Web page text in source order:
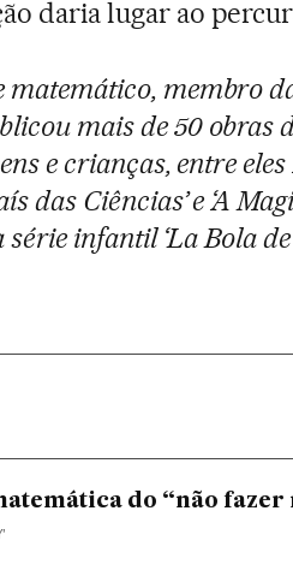
daria lugar ao
matemático, membro
mais de 50 obras
e crianças, entre eles
das Ciências’ e ‘A
infantil ‘La Bola de
do “não fazer